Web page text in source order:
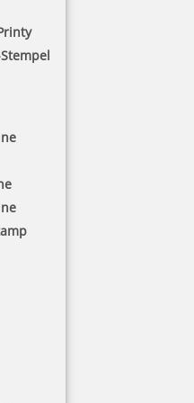
von Farben erhältlich,
Geschmack und Anlass
Farben für fröhliche
für jeden etwas.